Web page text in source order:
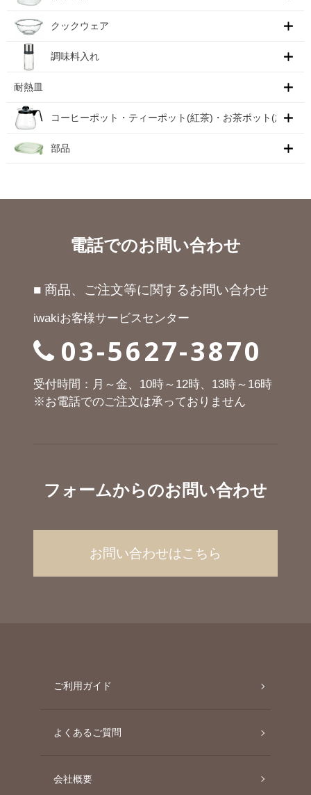
クックウェア
調味料入れ
耐熱皿
コーヒーポット・ティーポット(紅茶)・お茶ポット(急須)
部品
電話でのお問い合わせ
■ 商品、ご注文等に関するお問い合わせ
iwakiお客様サービスセンター
03-5627-3870
受付時間：月～金、10時～12時、13時～16時
※お電話でのご注文は承っておりません
フォームからのお問い合わせ
お問い合わせはこちら
ご利用ガイド
よくあるご質問
会社概要